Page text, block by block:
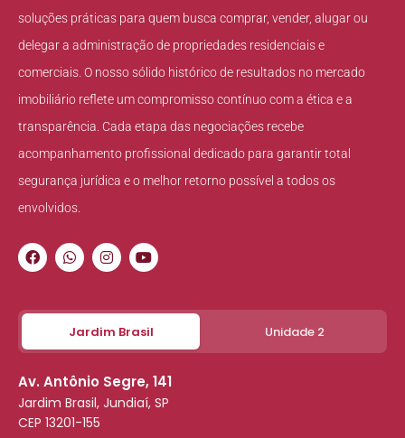
soluções práticas para quem busca comprar, vender, alugar ou
delegar a administração de propriedades residenciais e
comerciais. O nosso sólido histórico de resultados no mercado
imobiliário reflete um compromisso contínuo com a ética e a
transparência. Cada etapa das negociações recebe
acompanhamento profissional dedicado para garantir total
segurança jurídica e o melhor retorno possível a todos os
envolvidos.
Jardim Brasil Unidade 2
Av. Antônio Segre, 141
Jardim Brasil, Jundiaí, SP
CEP 13201-155